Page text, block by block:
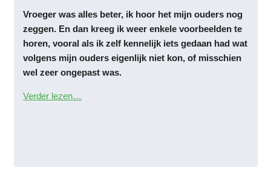
Vroeger was alles beter, ik hoor het mijn ouders nog
zeggen. En dan kreeg ik weer enkele voorbeelden te
horen, vooral als ik zelf kennelijk iets gedaan had wat
volgens mijn ouders eigenlijk niet kon, of misschien
wel zeer ongepast was.
Verder lezen…